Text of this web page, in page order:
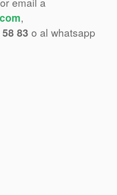
,
83 o al whatsapp